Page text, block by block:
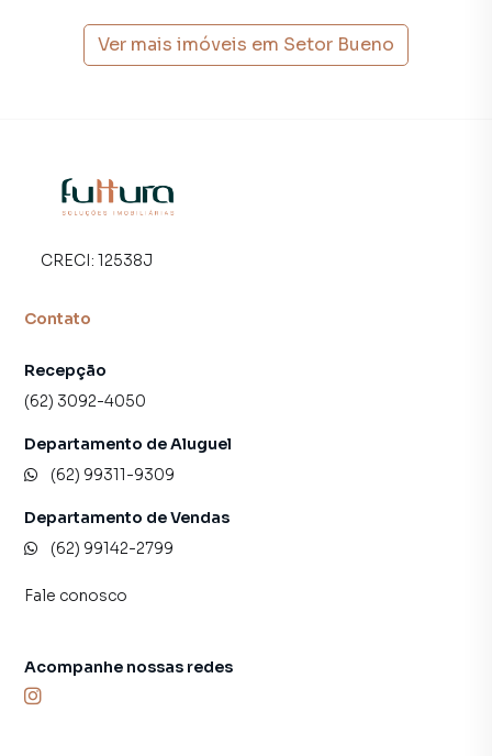
Ver mais imóveis em Setor Bueno
CRECI: 12538J
Contato
Recepção
(62) 3092-4050
Departamento de Aluguel
(62) 99311-9309
Departamento de Vendas
(62) 99142-2799
Fale conosco
Acompanhe nossas redes